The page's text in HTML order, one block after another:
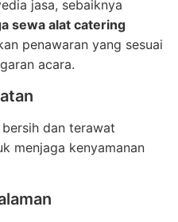
jasa, sebaiknya
sewa alat catering
penawaran yang sesuai
acara.
dan terawat
menjaga kenyamanan